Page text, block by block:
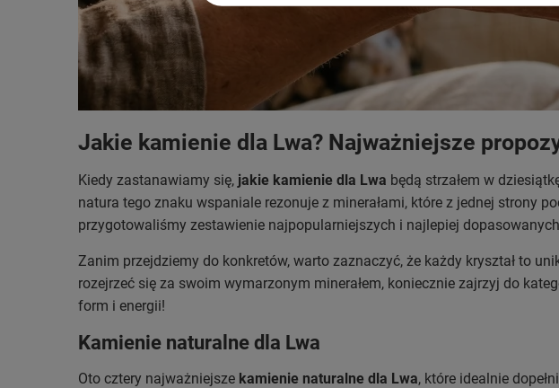
Jakie kamienie dla Lwa? Najważniejsze
Kiedy zastanawiamy się, jakie kamienie dla Lwa będą strzałem w
natura tego znaku wspaniale rezonuje z minerałami, które z jednej strony
przygotowaliśmy zestawienie najpopularniejszych i najlepiej
Zanim przejdziemy do konkretów, warto zaznaczyć, że każdy kryształ to
rozejrzeć się za swoim wymarzonym minerałem, koniecznie zajrzyj do
form i energii!
Kamienie naturalne dla Lwa
Oto cztery najważniejsze kamienie naturalne dla Lwa, które idealnie